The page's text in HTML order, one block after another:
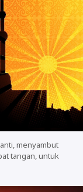
menyambut
tangan, untuk